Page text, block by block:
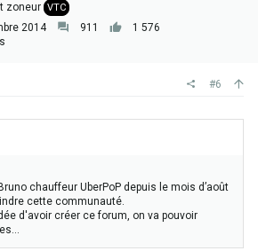
zoneur VTC
2014 911
1 576
#6
chauffeur UberPoP depuis le mois d’août
cette communauté.
d'avoir créer ce forum, on va pouvoir